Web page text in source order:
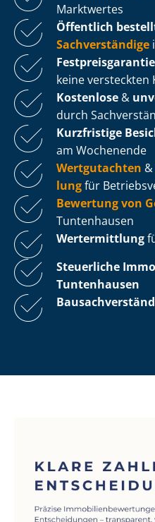
Marktwertes
Öffentlich
Sachverständige
Fest­preis­ga­ran­tie
keine versteckten
Kostenlose &
durch
Kurzfristige
am Wochenende
Wertgutachten &
lungfür
Bewertung von
Tuntenhausen
Wertermittlung
Steuerliche
Tuntenhausen